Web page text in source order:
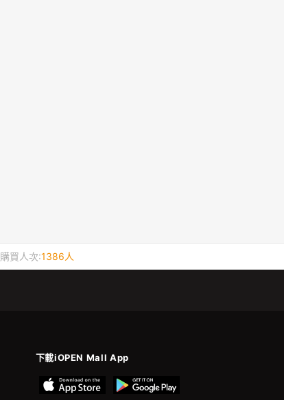
購買人次:1386人
下載iOPEN Mall App